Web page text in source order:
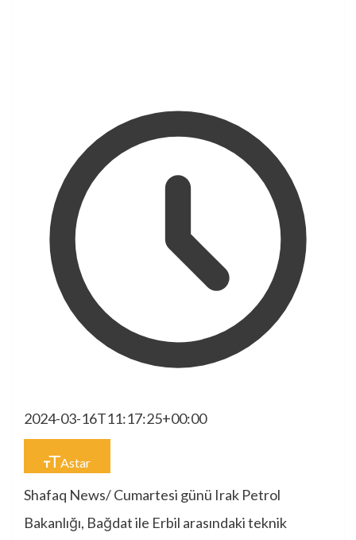
2024-03-16T11:17:25+00:00
Astar
Shafaq News/ Cumartesi günü Irak Petrol
Bakanlığı, Bağdat ile Erbil arasındaki teknik